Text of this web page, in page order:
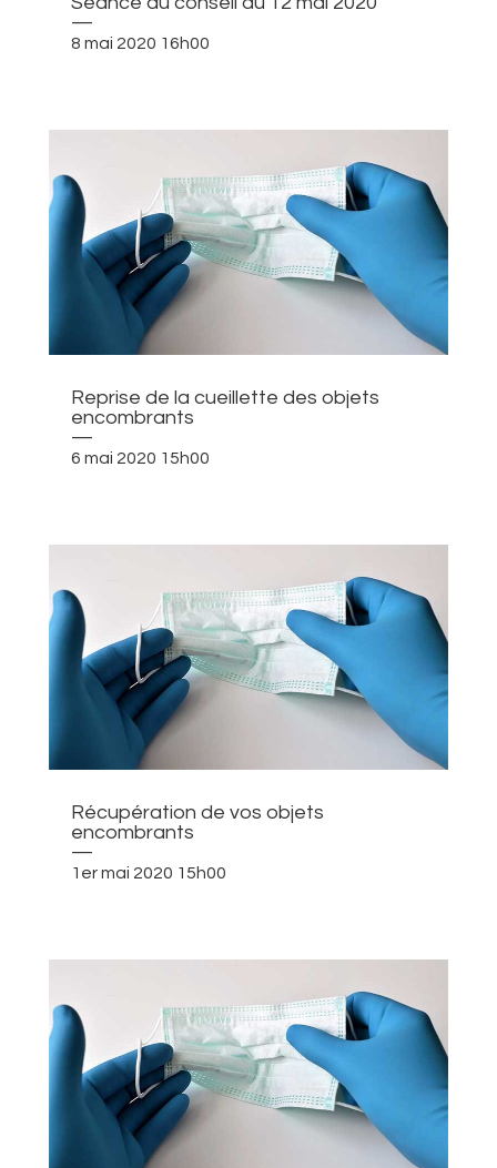
—
8 mai 2020 16h00
Reprise de la cueillette des objets
encombrants
—
6 mai 2020 15h00
Récupération de vos objets
encombrants
—
1er mai 2020 15h00